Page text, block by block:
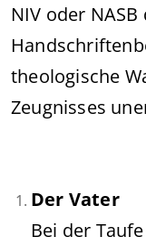
NIV oder
theologische
Zeugnisses
Der Vater
Bei der